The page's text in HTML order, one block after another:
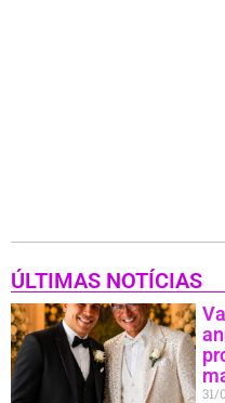
ÚLTIMAS NOTÍCIAS
31/